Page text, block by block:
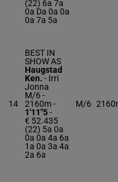
(22) 6a 7a
0a Da 0a 0a
0a 7a 5a
14
BEST IN
SHOW AS
Haugstad
Ken. - Irri
Jonna
M/6 -
2160m-
1'11"5-
€ 52.435
(22) 5a 0a
0a 0a 4a 6a
1a 0a 3a 4a
2a 6a
M/6